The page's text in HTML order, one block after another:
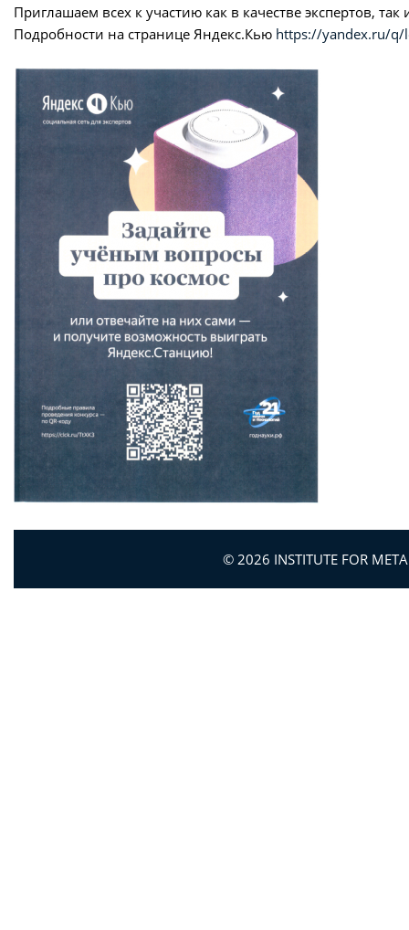
Приглашаем всех к участию как в качестве экспертов,
Подробности на странице Яндекс.Кью https://yandex.ru/q/
© 2026 INSTITUTE FOR